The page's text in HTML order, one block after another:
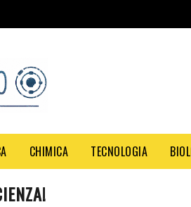
CHIMICA TECNOLOGIA